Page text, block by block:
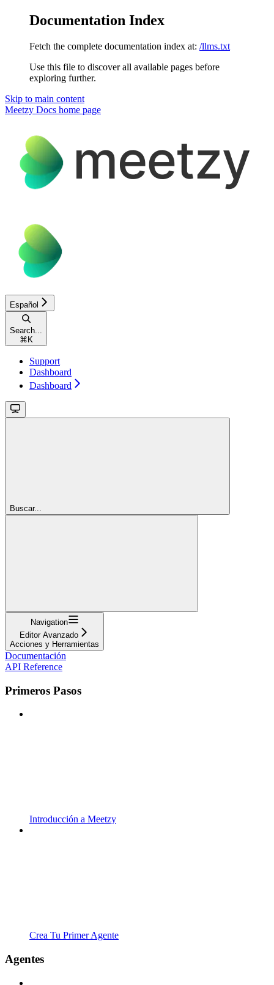
Documentation Index
Fetch the complete documentation index at: /llms.txt
Use this file to discover all available pages before
exploring further.
Skip to main content
Meetzy Docs home page
Español
Search...
⌘ K
Support
Dashboard
Dashboard
Buscar...
Navigation
Editor Avanzado
Acciones y Herramientas
Documentación
API Reference
Primeros Pasos
Introducción a Meetzy
Crea Tu Primer Agente
Agentes